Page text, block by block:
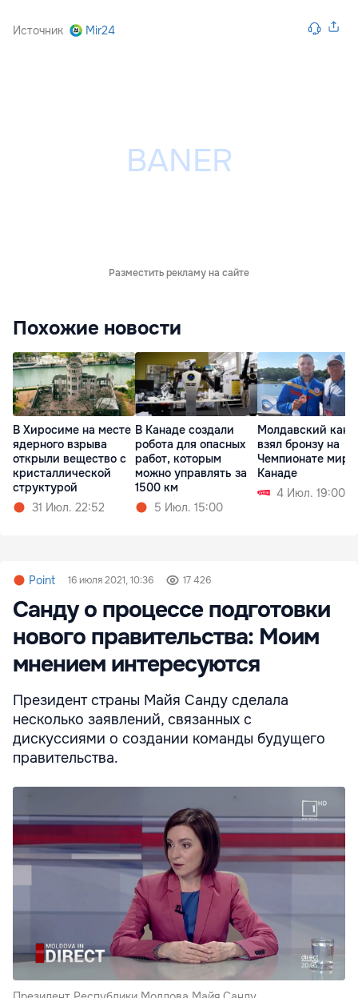
Источник Mir24
Разместить рекламу на сайте
Похожие новости
В Хиросиме на месте
ядерного взрыва
открыли вещество с
кристаллической
структурой
31 Июл. 22:52
В Канаде создали
робота для опасных
работ, которым
можно управлять за
1500 км
5 Июл. 15:00
Молдавский
взял бронзу на
Чемпионате мира
Канаде
4 Июл. 19:00
Point 16 июля 2021, 10:36 17 426
Санду о процессе подготовки
нового правительства: Моим
мнением интересуются
Президент страны Майя Санду сделала
несколько заявлений, связанных с
дискуссиями о создании команды будущего
правительства.